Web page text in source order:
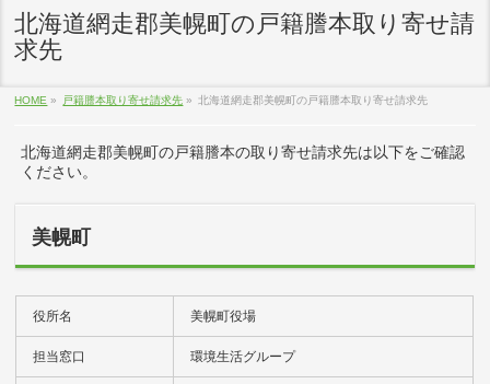
北海道網走郡美幌町の戸籍謄本取り寄せ請
求先
HOME » 戸籍謄本取り寄せ請求先 » 北海道網走郡美幌町の戸籍謄本取り寄せ請求先
北海道網走郡美幌町の戸籍謄本の取り寄せ請求先は以下をご確認
ください。
美幌町
役所名 美幌町役場
担当窓口 環境生活グループ